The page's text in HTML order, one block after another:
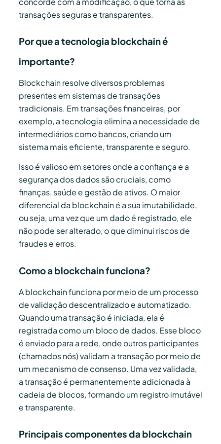
transações seguras e transparentes.
Por que a tecnologia blockchain é
importante?
Blockchain resolve diversos problemas
presentes em sistemas de transações
tradicionais. Em transações financeiras, por
exemplo, a tecnologia elimina a necessidade de
intermediários como bancos, criando um
sistema mais eficiente, transparente e seguro.
Isso é valioso em setores onde a confiança e a
segurança dos dados são cruciais, como
finanças, saúde e gestão de ativos. O maior
diferencial da blockchain é a sua imutabilidade,
ou seja, uma vez que um dado é registrado, ele
não pode ser alterado, o que diminui riscos de
fraudes e erros.
Como a blockchain funciona?
A blockchain funciona por meio de um processo
de validação descentralizado e automatizado.
Quando uma transação é iniciada, ela é
registrada como um bloco de dados. Esse bloco
é enviado para a rede, onde outros participantes
(chamados nós) validam a transação por meio de
um mecanismo de consenso. Uma vez validada,
a transação é permanentemente adicionada à
cadeia de blocos, formando um registro imutável
e transparente.
Principais componentes da blockchain